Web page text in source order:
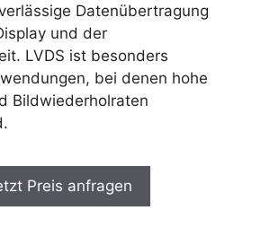
Datenübertragung
und der
LVDS ist besonders
bei denen hohe
Bildwiederholraten
Preis anfragen